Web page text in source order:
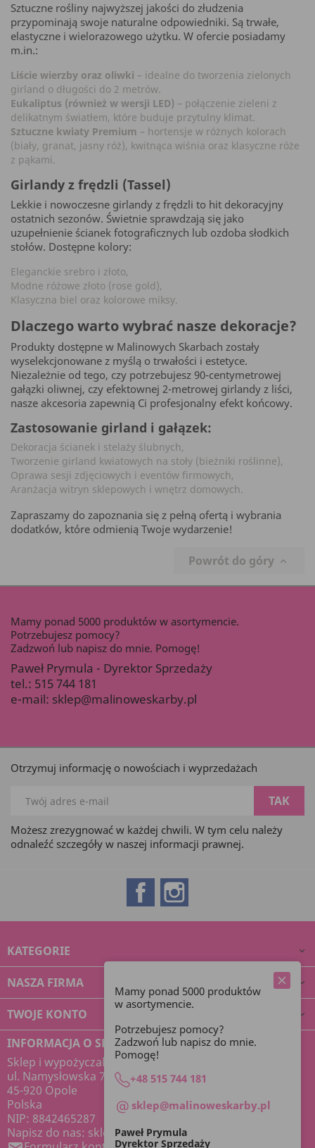
Sztuczne rośliny najwyższej jakości do złudzenia
przypominają swoje naturalne odpowiedniki. Są trwałe,
elastyczne i wielorazowego użytku. W ofercie posiadamy
m.in.:
Liście wierzby oraz oliwki – idealne do tworzenia zielonych
girland o długości do 2 metrów.
Eukaliptus (również w wersji LED) – połączenie zieleni z
delikatnym światłem, które buduje przytulny klimat.
Sztuczne kwiaty Premium – hortensje w różnych kolorach
(biały, granat, jasny róż), kwitnąca wiśnia oraz klasyczne róże
z pąkami.
Girlandy z frędzli (Tassel)
Lekkie i nowoczesne girlandy z frędzli to hit dekoracyjny
ostatnich sezonów. Świetnie sprawdzają się jako
uzupełnienie ścianek fotograficznych lub ozdoba słodkich
stołów. Dostępne kolory:
Eleganckie srebro i złoto,
Modne różowe złoto (rose gold),
Klasyczna biel oraz kolorowe miksy.
Dlaczego warto wybrać nasze dekoracje?
Produkty dostępne w Malinowych Skarbach zostały
wyselekcjonowane z myślą o trwałości i estetyce.
Niezależnie od tego, czy potrzebujesz 90-centymetrowej
gałązki oliwnej, czy efektownej 2-metrowej girlandy z liści,
nasze akcesoria zapewnią Ci profesjonalny efekt końcowy.
Zastosowanie girland i gałązek:
Dekoracja ścianek i stelaży ślubnych,
Tworzenie girland kwiatowych na stoły (bieżniki roślinne),
Oprawa sesji zdjęciowych i eventów firmowych,
Aranżacja witryn sklepowych i wnętrz domowych.
Zapraszamy do zapoznania się z pełną ofertą i wybrania
dodatków, które odmienią Twoje wydarzenie!
Powrót do góry 
Mamy ponad 5000 produktów w asortymencie.
Potrzebujesz pomocy?
Zadzwoń lub napisz do mnie. Pomogę!
Paweł Prymula - Dyrektor Sprzedaży
tel.: 515 744 181
e-mail: sklep@malinoweskarby.pl
Otrzymuj informację o nowościach i wyprzedażach
Możesz zrezygnować w każdej chwili. W tym celu należy
odnaleźć szczegóły w naszej informacji prawnej.
Facebook
KATEGORIE 
NASZA FIRMA 
TWOJE KONTO 
INFORMACJA O SKLEPIE
Sklep i wypożyczalnia dekoracji Malinowe Skarby
ul. Namysłowska 7
45-920 Opole
Polska
NIP: 8842465287
Napisz do nas: sklep@malinoweskarby.pl
Mamy ponad 5000 produktów
w asortymencie.
Potrzebujesz pomocy?
Zadzwoń lub napisz do mnie.
Pomogę!
+48 515 744 181
sklep@malinoweskarby.pl
Paweł Prymula
Dyrektor Sprzedaży